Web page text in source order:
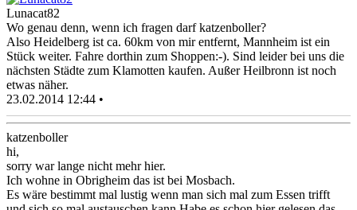
Lunacat82
Wo genau denn, wenn ich fragen darf katzenboller?
Also Heidelberg ist ca. 60km von mir entfernt, Mannheim ist ein
Stück weiter. Fahre dorthin zum Shoppen:-). Sind leider bei uns die
nächsten Städte zum Klamotten kaufen. Außer Heilbronn ist noch
etwas näher.
23.02.2014 12:44 •
katzenboller
hi,
sorry war lange nicht mehr hier.
Ich wohne in Obrigheim das ist bei Mosbach.
Es wäre bestimmt mal lustig wenn man sich mal zum Essen trifft